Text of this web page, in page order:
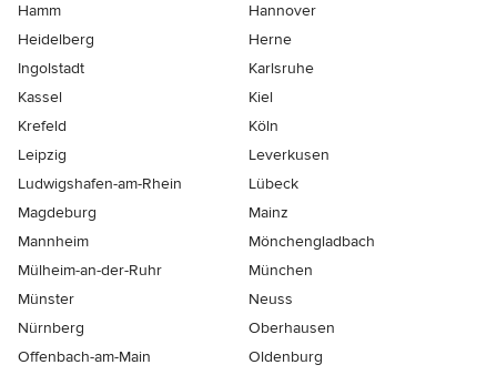
Hamm
Hannover
Heidelberg
Herne
Ingolstadt
Karlsruhe
Kassel
Kiel
Krefeld
Köln
Leipzig
Leverkusen
Ludwigshafen-am-Rhein
Lübeck
Magdeburg
Mainz
Mannheim
Mönchen­gladbach
Mülheim-an-der-Ruhr
München
Münster
Neuss
Nürnberg
Oberhausen
Offenbach-am-Main
Oldenburg